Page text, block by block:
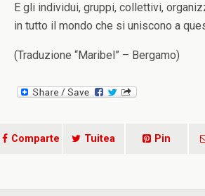
E gli individui, gruppi, collettivi,
in tutto il mondo che si uniscono a
(Traduzione “Maribel” – Bergamo)
Comparte Tuitea Pin